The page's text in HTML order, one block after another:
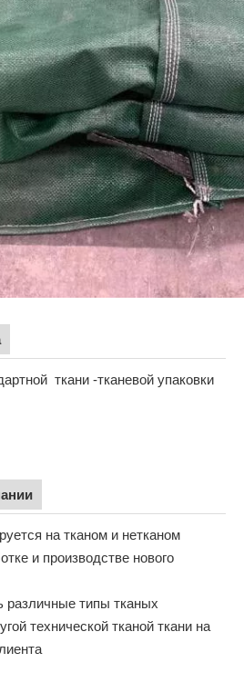
ткани -тканевой упаковки
на тканом и нетканом
и производстве нового
типы тканых
технической тканой ткани на